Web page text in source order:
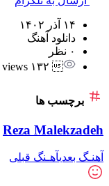
۱۴ آذر ۱۴۰۲
دانلود آهنگ
۰ نظر
۱۳۲ views
برچسب ها
Reza Malekzadeh
آهنـگ بعدیآهـنگ قبلی